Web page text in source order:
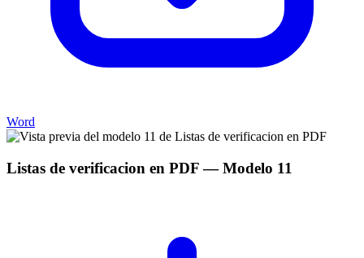
Word
Listas de verificacion en PDF— Modelo 11